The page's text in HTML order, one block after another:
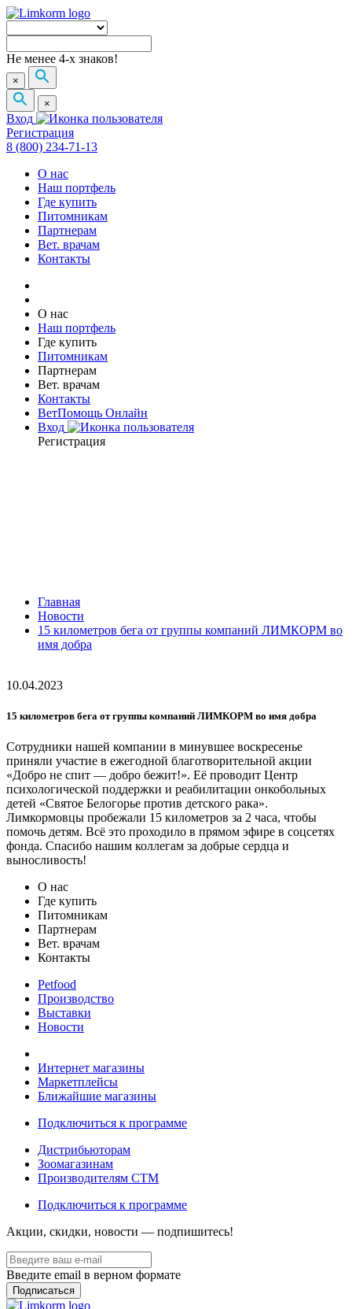
Не менее 4-х знаков!
×
×
Вход
Регистрация
8 (800) 234-71-13
О нас
Наш портфель
Где купить
Питомникам
Партнерам
Вет. врачам
Контакты
О нас
Наш портфель
Где купить
Питомникам
Партнерам
Вет. врачам
Контакты
ВетПомощь Онлайн
Вход
Регистрация
Главная
Новости
15 километров бега от группы компаний ЛИМКОРМ во
имя добра
10.04.2023
15 километров бега от группы компаний ЛИМКОРМ во имя добра
Сотрудники нашей компании в минувшее воскресенье
приняли участие в ежегодной благотворительной акции
«Добро не спит — добро бежит!». Её проводит Центр
психологической поддержки и реабилитации онкобольных
детей «Святое Белогорье против детского рака».
Лимкормовцы пробежали 15 километров за 2 часа, чтобы
помочь детям. Всё это проходило в прямом эфире в соцсетях
фонда. Спасибо нашим коллегам за добрые сердца и
выносливость!
О нас
Где купить
Питомникам
Партнерам
Вет. врачам
Контакты
Petfood
Производство
Выставки
Новости
Интернет магазины
Маркетплейсы
Ближайшие магазины
Подключиться к программе
Дистрибьюторам
Зоомагазинам
Производителям CTM
Подключиться к программе
Акции, скидки, новости — подпишитесь!
Введите email в верном формате